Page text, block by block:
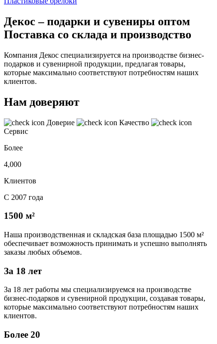
Декос – подарки и сувениры оптом
Поставка со склада и производство
Компания Декос специализируется на производстве бизнес-
подарков и сувенирной продукции, предлагая товары,
которые максимально соответствуют потребностям наших
клиентов.
Нам доверяют
Доверие
Качество
Сервис
Более
4,000
Клиентов
С 2007 года
1500 м²
Наша производственная и складская база площадью 1500 м²
обеспечивает возможность принимать и успешно выполнять
заказы любых объемов.
За 18 лет
За 18 лет работы мы специализируемся на производстве
бизнес-подарков и сувенирной продукции, создавая товары,
которые максимально соответствуют потребностям наших
клиентов.
Более 20